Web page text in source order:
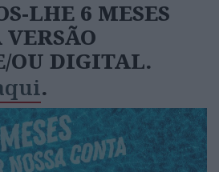
LHE 6 MESES
OU DIGITAL.
.